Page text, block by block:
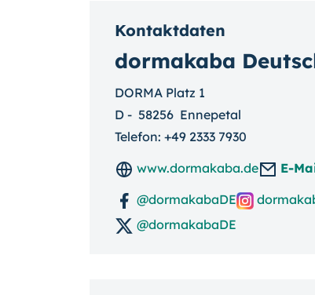
Kontaktdaten
dormakaba
DORMA Platz 1
D - 58256 Ennepetal
Telefon: +49 2333 7930
www.dormakaba.de
E-
@dormakabaDE
@dormakabaDE